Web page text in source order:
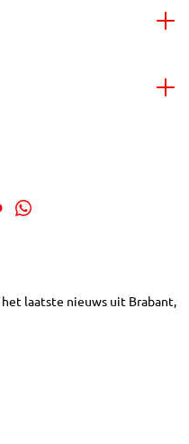
laatste nieuws uit Brabant,